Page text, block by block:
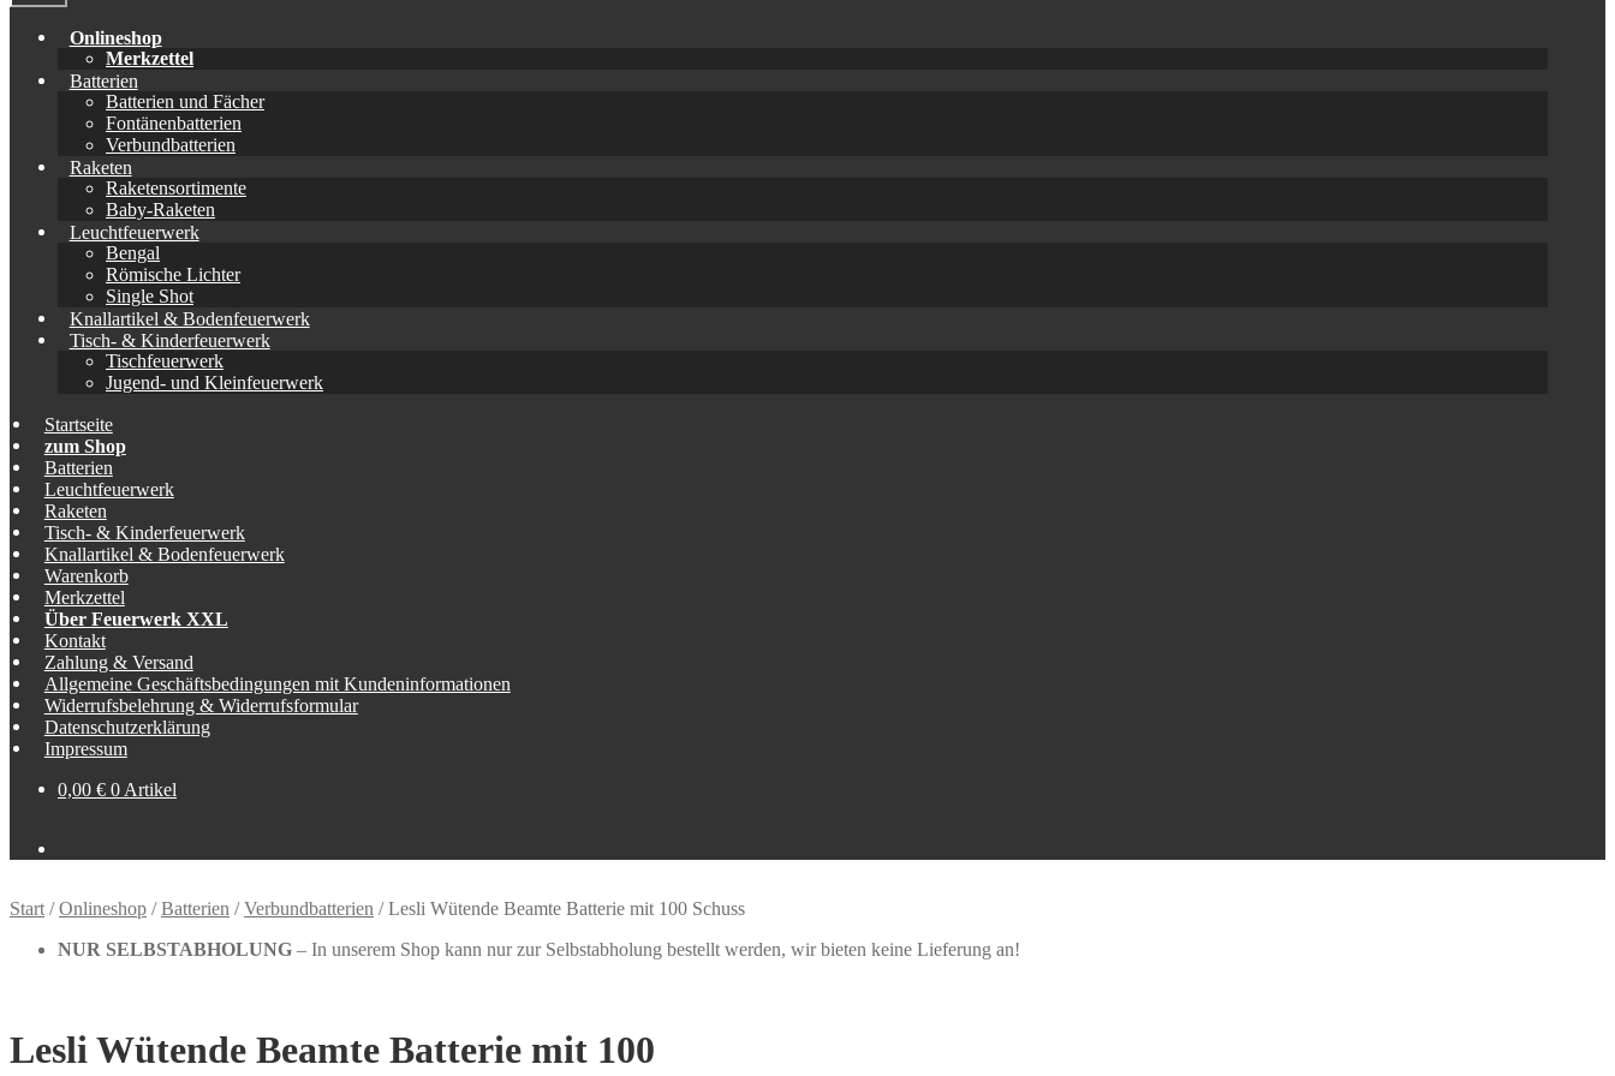
Onlineshop
Merkzettel
Batterien
Batterien und Fächer
Fontänenbatterien
Verbundbatterien
Raketen
Raketensortimente
Baby-Raketen
Leuchtfeuerwerk
Bengal
Römische Lichter
Single Shot
Knallartikel & Bodenfeuerwerk
Tisch- & Kinderfeuerwerk
Tischfeuerwerk
Jugend- und Kleinfeuerwerk
Startseite
zum Shop
Batterien
Leuchtfeuerwerk
Raketen
Tisch- & Kinderfeuerwerk
Knallartikel & Bodenfeuerwerk
Warenkorb
Merkzettel
Über Feuerwerk XXL
Kontakt
Zahlung & Versand
Allgemeine Geschäftsbedingungen mit Kundeninformationen
Widerrufsbelehrung & Widerrufsformular
Datenschutzerklärung
Impressum
0,00 € 0 Artikel
Start /Onlineshop /Batterien /Verbundbatterien /Lesli Wütende Beamte Batterie mit 100 Schuss
NUR SELBSTABHOLUNG – In unserem Shop kann nur zur Selbstabholung bestellt werden, wir bieten keine Lieferung an!
Lesli Wütende Beamte Batterie mit 100